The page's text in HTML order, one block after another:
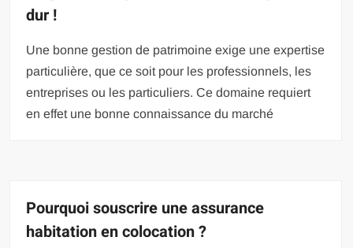
dur !
Une bonne gestion de patrimoine exige une expertise
particulière, que ce soit pour les professionnels, les
entreprises ou les particuliers. Ce domaine requiert
en effet une bonne connaissance du marché
Pourquoi souscrire une assurance
habitation en colocation ?